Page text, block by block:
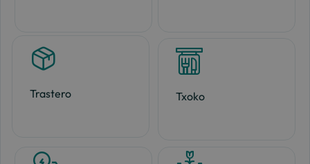
Trastero Txoko